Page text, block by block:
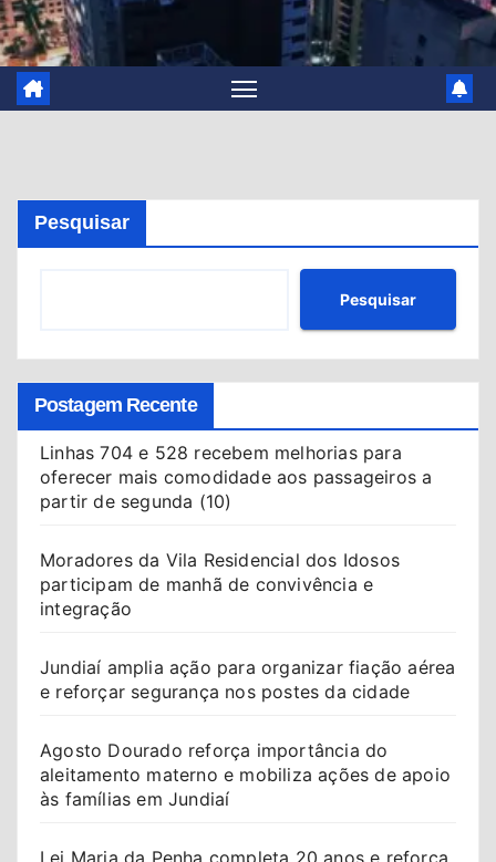
Pesquisar
Pesquisar
Postagem Recente
Linhas 704 e 528 recebem melhorias para
oferecer mais comodidade aos passageiros a
partir de segunda (10)
Moradores da Vila Residencial dos Idosos
participam de manhã de convivência e
integração
Jundiaí amplia ação para organizar fiação aérea
e reforçar segurança nos postes da cidade
Agosto Dourado reforça importância do
aleitamento materno e mobiliza ações de apoio
às famílias em Jundiaí